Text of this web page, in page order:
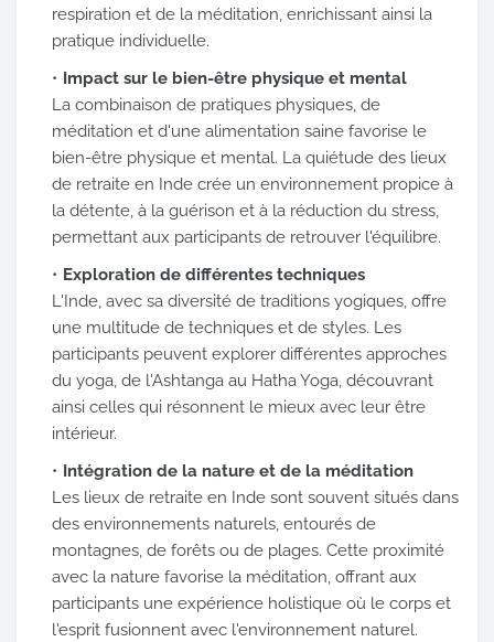
respiration et de la méditation, enrichissant ainsi la
pratique individuelle.
Impact sur le bien-être physique et mental
La combinaison de pratiques physiques, de
méditation et d'une alimentation saine favorise le
bien-être physique et mental. La quiétude des lieux
de retraite en Inde crée un environnement propice à
la détente, à la guérison et à la réduction du stress,
permettant aux participants de retrouver l'équilibre.
Exploration de différentes techniques
L'Inde, avec sa diversité de traditions yogiques, offre
une multitude de techniques et de styles. Les
participants peuvent explorer différentes approches
du yoga, de l'Ashtanga au Hatha Yoga, découvrant
ainsi celles qui résonnent le mieux avec leur être
intérieur.
Intégration de la nature et de la méditation
Les lieux de retraite en Inde sont souvent situés dans
des environnements naturels, entourés de
montagnes, de forêts ou de plages. Cette proximité
avec la nature favorise la méditation, offrant aux
participants une expérience holistique où le corps et
l'esprit fusionnent avec l'environnement naturel.